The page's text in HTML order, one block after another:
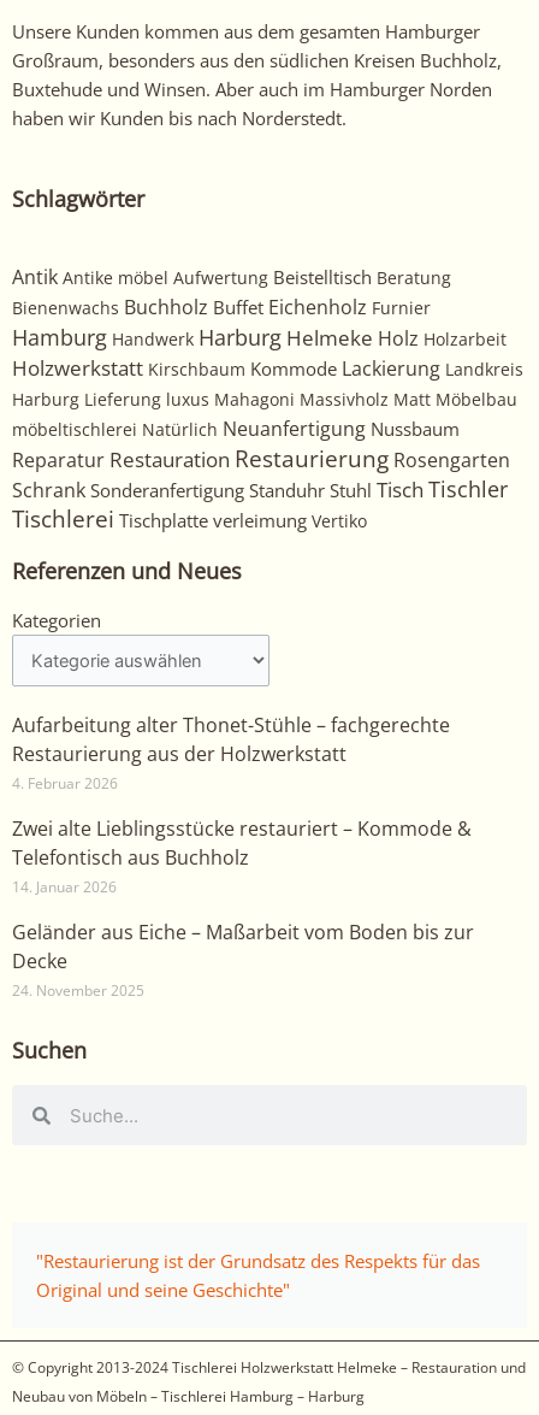
Unsere Kunden kommen aus dem gesamten Hamburger
Großraum, besonders aus den südlichen Kreisen Buchholz,
Buxtehude und Winsen. Aber auch im Hamburger Norden
haben wir Kunden bis nach Norderstedt.
Schlagwörter
Antik Antike möbel Aufwertung Beistelltisch Beratung
Bienenwachs Buchholz Buffet Eichenholz Furnier
Hamburg Handwerk Harburg Helmeke Holz Holzarbeit
Holzwerkstatt Kirschbaum Kommode Lackierung Landkreis
Harburg Lieferung luxus Mahagoni Massivholz Matt Möbelbau
möbeltischlerei Natürlich Neuanfertigung Nussbaum
Reparatur Restauration Restaurierung Rosengarten
Schrank Sonderanfertigung Standuhr Stuhl Tisch Tischler
Tischlerei Tischplatte verleimung Vertiko
Referenzen und Neues
Kategorien
Kategorien
Aufarbeitung alter Thonet-Stühle – fachgerechte
Restaurierung aus der Holzwerkstatt
4. Februar 2026
Zwei alte Lieblingsstücke restauriert – Kommode &
Telefontisch aus Buchholz
14. Januar 2026
Geländer aus Eiche – Maßarbeit vom Boden bis zur
Decke
24. November 2025
Suchen
"Restaurierung ist der Grundsatz des Respekts für das
Original und seine Geschichte"
© Copyright 2013-2024Tischlerei Holzwerkstatt Helmeke – Restauration und
Neubau von Möbeln – Tischlerei Hamburg – Harburg